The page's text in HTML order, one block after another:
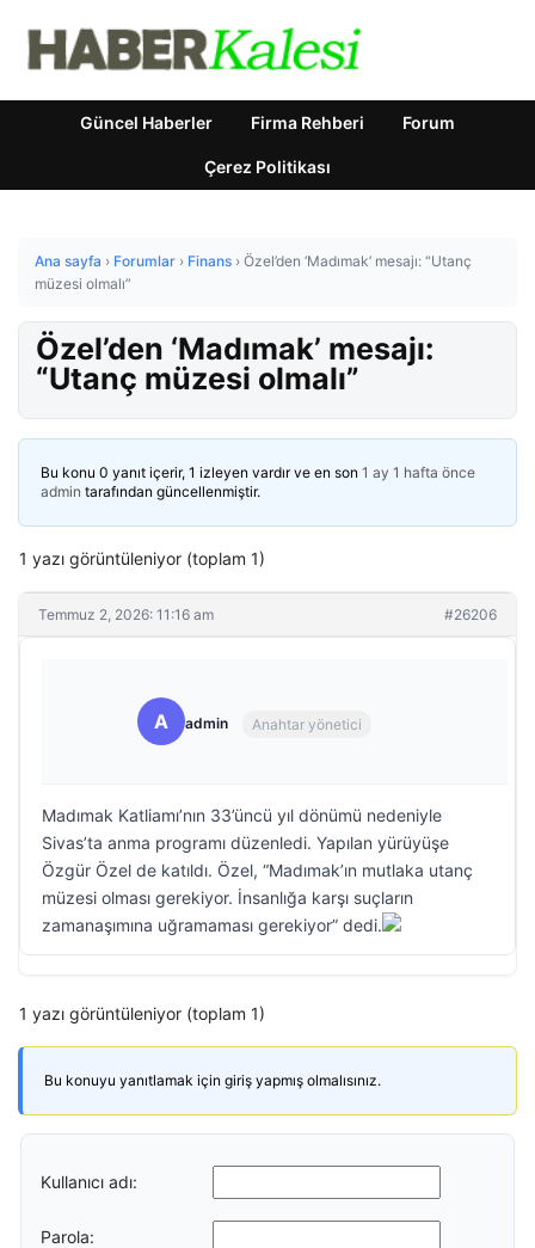
Güncel Haberler Firma Rehberi Forum
Çerez Politikası
Ana sayfa › Forumlar › Finans › Özel’den ‘Madımak’ mesajı: “Utanç
müzesi olmalı”
Özel’den ‘Madımak’ mesajı:
“Utanç müzesi olmalı”
Bu konu 0 yanıt içerir, 1 izleyen vardır ve en son 1 ay 1 hafta önce
admin tarafından güncellenmiştir.
1 yazı görüntüleniyor (toplam 1)
Temmuz 2, 2026: 11:16 am #26206
A admin Anahtar yönetici
Madımak Katliamı’nın 33’üncü yıl dönümü nedeniyle
Sivas’ta anma programı düzenledi. Yapılan yürüyüşe
Özgür Özel de katıldı. Özel, “Madımak’ın mutlaka utanç
müzesi olması gerekiyor. İnsanlığa karşı suçların
zamanaşımına uğramaması gerekiyor” dedi.
1 yazı görüntüleniyor (toplam 1)
Bu konuyu yanıtlamak için giriş yapmış olmalısınız.
Kullanıcı adı:
Parola: